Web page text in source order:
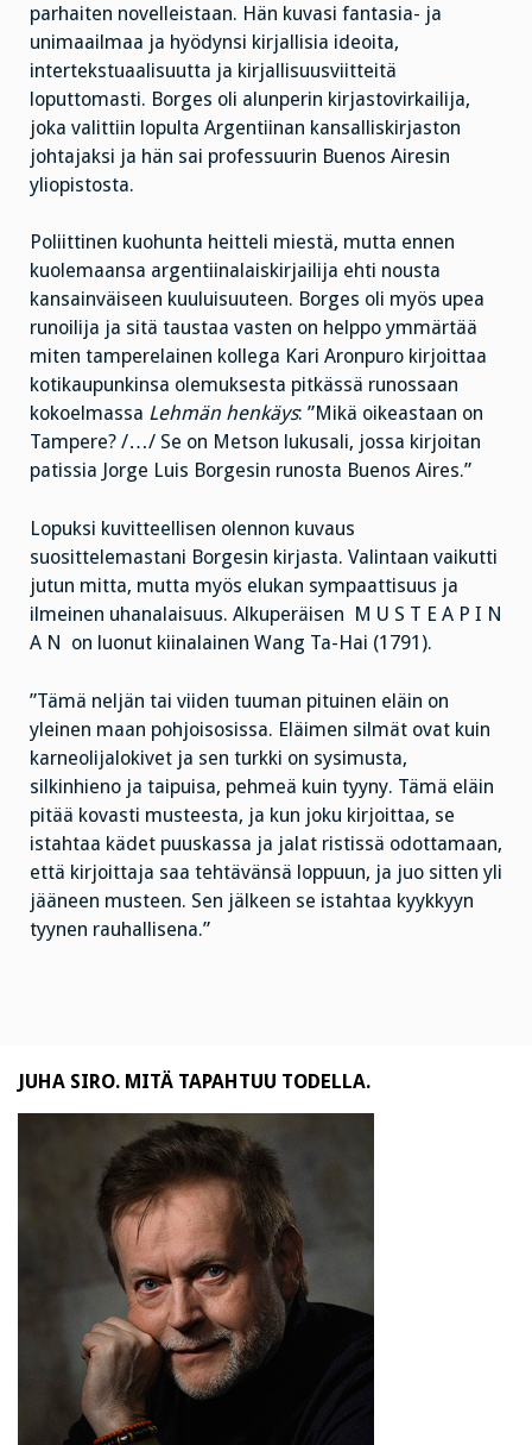
parhaiten novelleistaan. Hän kuvasi fantasia- ja
unimaailmaa ja hyödynsi kirjallisia ideoita,
intertekstuaalisuutta ja kirjallisuusviitteitä
loputtomasti. Borges oli alunperin kirjastovirkailija,
joka valittiin lopulta Argentiinan kansalliskirjaston
johtajaksi ja hän sai professuurin Buenos Airesin
yliopistosta.
Poliittinen kuohunta heitteli miestä, mutta ennen
kuolemaansa argentiinalaiskirjailija ehti nousta
kansainväiseen kuuluisuuteen. Borges oli myös upea
runoilija ja sitä taustaa vasten on helppo ymmärtää
miten tamperelainen kollega Kari Aronpuro kirjoittaa
kotikaupunkinsa olemuksesta pitkässä runossaan
kokoelmassa Lehmän henkäys: ”Mikä oikeastaan on
Tampere? /…/ Se on Metson lukusali, jossa kirjoitan
patissia Jorge Luis Borgesin runosta Buenos Aires.”
Lopuksi kuvitteellisen olennon kuvaus
suosittelemastani Borgesin kirjasta. Valintaan vaikutti
jutun mitta, mutta myös elukan sympaattisuus ja
ilmeinen uhanalaisuus. Alkuperäisen M U S T E A P I N
A N on luonut kiinalainen Wang Ta-Hai (1791).
”Tämä neljän tai viiden tuuman pituinen eläin on
yleinen maan pohjoisosissa. Eläimen silmät ovat kuin
karneolijalokivet ja sen turkki on sysimusta,
silkinhieno ja taipuisa, pehmeä kuin tyyny. Tämä eläin
pitää kovasti musteesta, ja kun joku kirjoittaa, se
istahtaa kädet puuskassa ja jalat ristissä odottamaan,
että kirjoittaja saa tehtävänsä loppuun, ja juo sitten yli
jääneen musteen. Sen jälkeen se istahtaa kyykkyyn
tyynen rauhallisena.”
JUHA SIRO. MITÄ TAPAHTUU TODELLA.